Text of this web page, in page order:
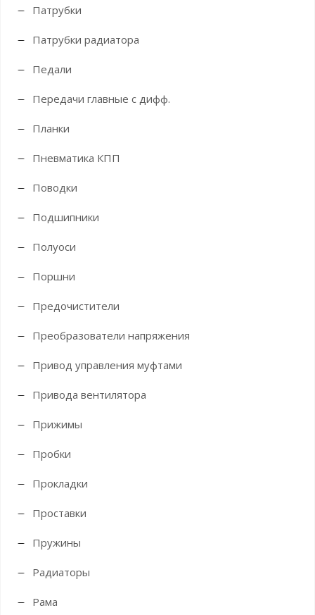
Патрубки
Патрубки радиатора
Педали
Передачи главные с дифф.
Планки
Пневматика КПП
Поводки
Подшипники
Полуоси
Поршни
Предочистители
Преобразователи напряжения
Привод управления муфтами
Привода вентилятора
Прижимы
Пробки
Прокладки
Проставки
Пружины
Радиаторы
Рама